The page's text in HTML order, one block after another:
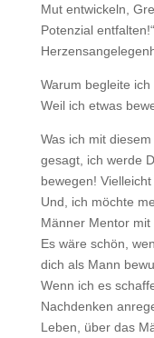
Mut entwickeln,
Potenzial
Warum begleite
Weil ich etwas
Was ich mit
gesagt, ich werde
bewegen!
Und, ich möchte
Männer Mentor mit
Es wäre schön,
dich als Mann
Wenn ich es
Nachdenken
Leben, über das